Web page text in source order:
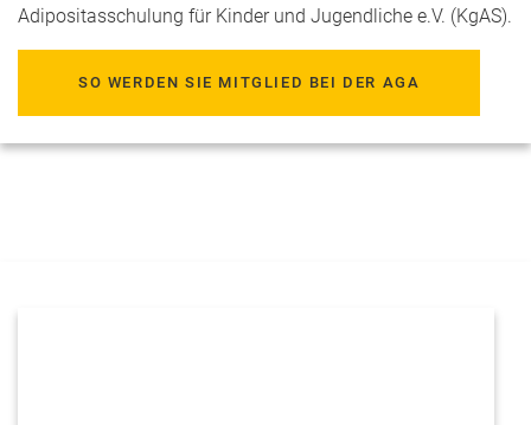
Adipositasschulung für Kinder und Jugendliche e.V. (KgAS).
SO WERDEN SIE MITGLIED BEI DER AGA